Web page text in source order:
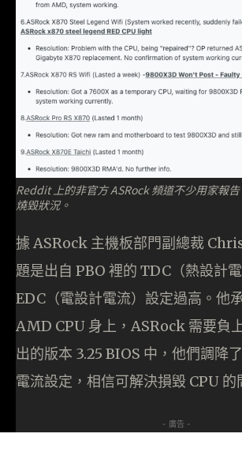
Reddit 上的非官方 ASRock 頻道不少用家報
燒毀狀況。
據 ASRock 主機板部門副總裁
題是出自 PBO 裡的 TDC（熱設計
EDC（電設計電流）設定過高。他
AMD CPU 身上，ASRock 需要負
出的版本 3.25 BIOS 中，他們調降
電流設定，相信可解決損毀 CPU 的
- 廣告 -